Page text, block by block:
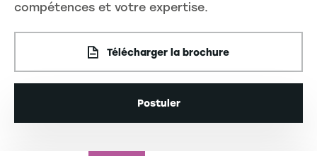
compétences et votre expertise.
Télécharger la brochure
Postuler